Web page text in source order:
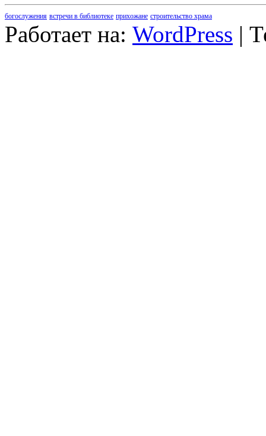
богослужения встречи в библиотеке прихожане строительство храма
Работает на: WordPress |